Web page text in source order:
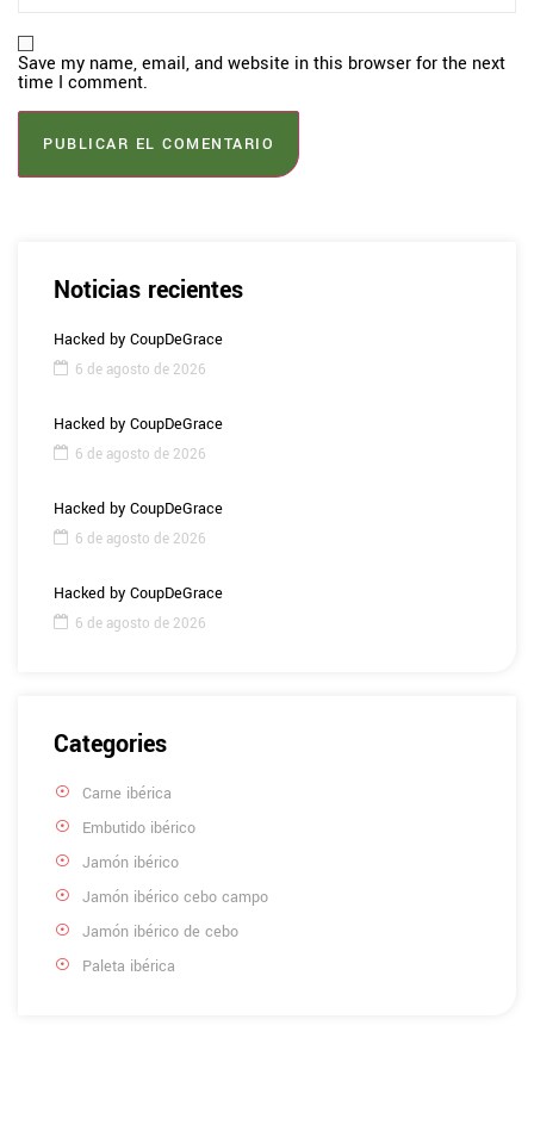
Save my name, email, and website in this browser for the next
time I comment.
Noticias recientes
Hacked by CoupDeGrace
6 de agosto de 2026
Hacked by CoupDeGrace
6 de agosto de 2026
Hacked by CoupDeGrace
6 de agosto de 2026
Hacked by CoupDeGrace
6 de agosto de 2026
Categories
Carne ibérica
Embutido ibérico
Jamón ibérico
Jamón ibérico cebo campo
Jamón ibérico de cebo
Paleta ibérica